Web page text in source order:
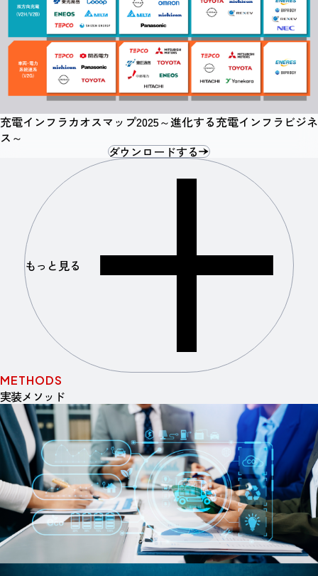
充電インフラカオスマップ2025～進化する充電インフラビジネ
ス～
ダウンロードする
もっと見る
METHODS
実装メソッド